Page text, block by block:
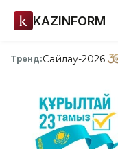
KAZINFORM
Тренд:Сайлау-2026